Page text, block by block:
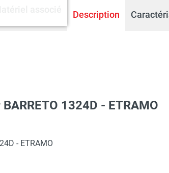
Description
1324D - ETRAMO
1324D - ETRAMO
- ETRAMO